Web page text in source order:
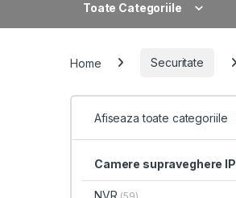
Toate Categoriile
Home Securitate
Afiseaza toate categoriile
Camere supraveghere IP
NVR